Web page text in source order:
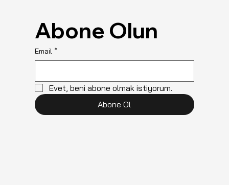
Abone Olun
Email *
Evet, beni abone olmak istiyorum.
Abone Ol